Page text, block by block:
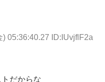
) 05:36:40.27 ID:IUvjflF2a
だからな